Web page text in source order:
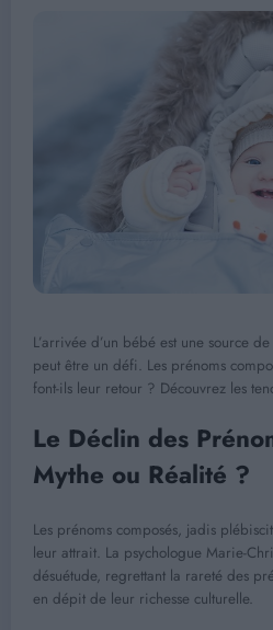
L’arrivée d’un bébé est une source
peut être un défi. Les prénoms
font-ils leur retour ? Découvrez les
Le Déclin des
Mythe ou Réalité ?
Les prénoms composés, jadis
leur attrait. La psychologue Marie-
désuétude, regrettant la rareté des
en dépit de leur richesse culturelle.